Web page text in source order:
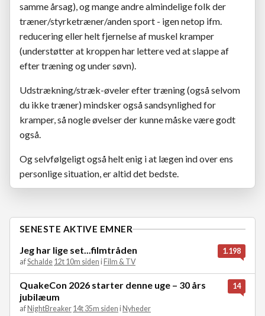
samme årsag), og mange andre almindelige folk der
træner/styrketræner/anden sport - igen netop ifm.
reducering eller helt fjernelse af muskel kramper
(understøtter at kroppen har lettere ved at slappe af
efter træning og under søvn).
Udstrækning/stræk-øveler efter træning (også selvom
du ikke træner) mindsker også sandsynlighed for
kramper, så nogle øvelser der kunne måske være godt
også.
Og selvfølgeligt også helt enig i at lægen ind over ens
personlige situation, er altid det bedste.
SENESTE AKTIVE EMNER
Jeg har lige set...filmtråden
afSchalde 12t 10m siden i Film & TV
1.198
QuakeCon 2026 starter denne uge – 30 års
jubilæum
af NightBreaker 14t 35m siden i Nyheder
14